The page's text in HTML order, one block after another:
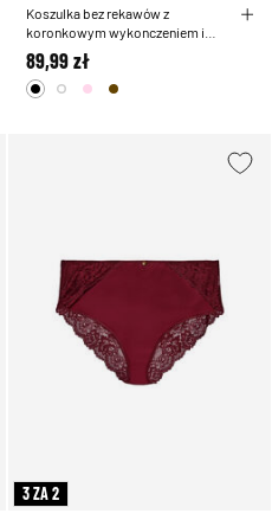
Koszulka bez rekawów z
koronkowym wykonczeniem i
haftem oczka
89,99 zł
3 ZA 2